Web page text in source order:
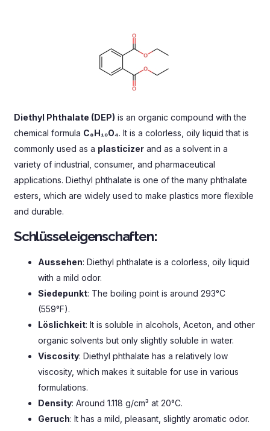
Diethyl Phthalate (DEP) is an organic compound with the
chemical formula C₈H₁₀O₄. It is a colorless oily liquid that is
commonly used as a plasticizer and as a solvent in a
variety of industrial consumer, and pharmaceutical
applications. Diethyl phthalate is one of the many phthalate
esters which are widely used to make plastics more flexible
and durable.
Schlüsseleigenschaften:
Aussehen: Diethyl phthalate is a colorless oily liquid
with a mild odor.
Siedepunkt: The boiling point is around 293°C
(559°F).
Löslichkeit: It is soluble in alcohols , Aceton, and other
organic solvents but only slightly soluble in water.
Viscosity: Diethyl phthalate has a relatively low
viscosity, which makes it suitable for use in various
formulations.
Density: Around 1.118 g/cm³ at 20°C.
Geruch: It has a mild pleasant slightly aromatic odor.